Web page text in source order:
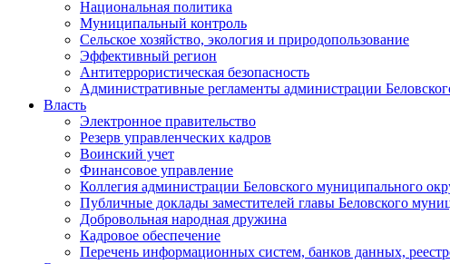
Национальная политика
Муниципальный контроль
Сельское хозяйство, экология и природопользование
Эффективный регион
Антитеррористическая безопасность
Административные регламенты администрации
Власть
Электронное правительство
Резерв управленческих кадров
Воинский учет
Финансовое управление
Коллегия администрации Беловского муниципального
Публичные доклады заместителей главы Беловского
Добровольная народная дружина
Кадровое обеспечение
Перечень информационных систем, банков данных,